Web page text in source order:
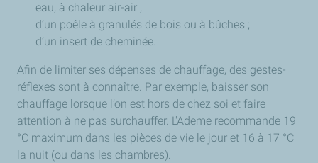
eau, à chaleur air-air ;
d’un poêle à granulés de bois ou à bûches ;
d’un insert de cheminée.
Afin de limiter ses dépenses de chauffage, des gestes-
réflexes sont à connaître. Par exemple, baisser son
chauffage lorsque l’on est hors de chez soi et faire
attention à ne pas surchauffer. L'Ademe recommande 19
°C maximum dans les pièces de vie le jour et 16 à 17 °C
la nuit (ou dans les chambres).